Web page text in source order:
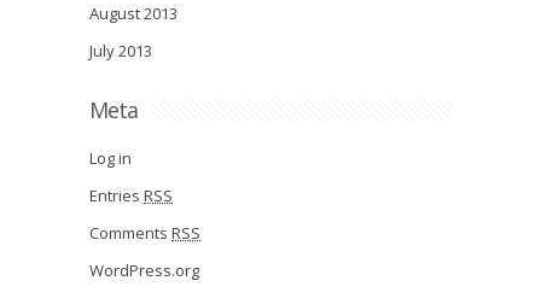
August 2013
July 2013
Meta
Log in
Entries RSS
Comments RSS
WordPress.org